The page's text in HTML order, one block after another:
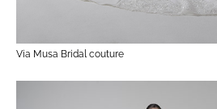
Via Musa Bridal couture